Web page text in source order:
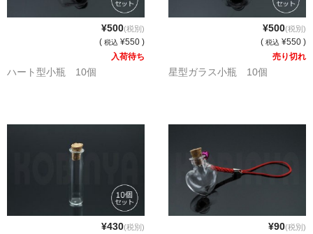
¥500(税別)
( 税込 ¥550 )
入荷待ち
ハート型小瓶 10個
¥500(税別)
( 税込 ¥550 )
売り切れ
星型ガラス小瓶 10個
¥430(税別) ¥90(税別)